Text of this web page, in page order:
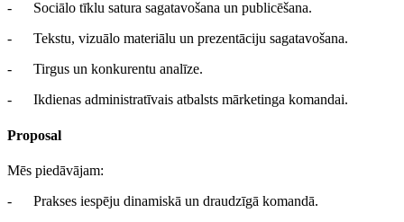
- Sociālo tīklu satura sagatavošana un publicēšana.
- Tekstu, vizuālo materiālu un prezentāciju sagatavošana.
- Tirgus un konkurentu analīze.
- Ikdienas administratīvais atbalsts mārketinga komandai.
Proposal
Mēs piedāvājam:
- Prakses iespēju dinamiskā un draudzīgā komandā.